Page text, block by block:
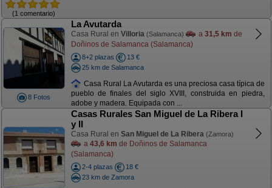
(1 comentario)
8 Fotos
La Avutarda
Casa Rural en Villoria (Salamanca) a 31,5 km de
Doñinos de Salamanca (Salamanca)
8+2 plazas
13 €
25 km de Salamanca
Casa Rural La Avutarda es una preciosa casa típica de
pueblo de finales del siglo XVIII, construida en piedra,
adobe y madera. Equipada con ...
Casas Rurales San Miguel de La Ribera I
y II
Casa Rural en San Miguel de La Ribera (Zamora)
a 43,6 km de Doñinos de Salamanca
(Salamanca)
2-4 plazas
18 €
23 km de Zamora